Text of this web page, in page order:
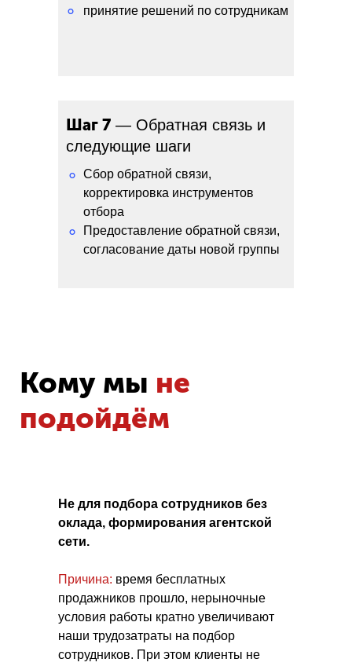
принятие решений по сотрудникам
°
Шаг 7 — Обратная связь и
следующие шаги
Сбор обратной связи,
корректировка инструментов
отбора
Предоставление обратной связи,
согласование даты новой группы
°
°
Кому мы не
подойдём
Не для подбора сотрудников без
оклада, формирования агентской
сети.
Причина: время бесплатных
продажников прошло, нерыночные
условия работы кратно увеличивают
наши трудозатраты на подбор
сотрудников. При этом клиенты не